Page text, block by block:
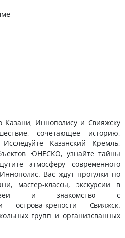
Казани, Иннополису и Свияжску
сочетающее историю,
Казанский Кремль,
ЮНЕСКО, узнайте тайны
атмосферу современного
Вас ждут прогулки по
мастер-классы, экскурсии в
музеи и знакомство с
острова-крепости Свияжск.
групп и организованных